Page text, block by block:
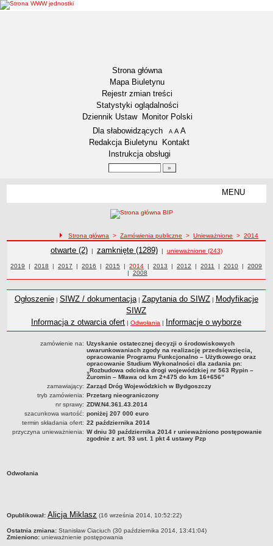
Strona główna
Mapa Biuletynu
Rejestr zmian treści
Statystyki oglądalności
Dziennik Ustaw
Monitor Polski
Menu dodatkowe
Dla słabowidzących A pomniejsz czcionkę
A standardowy rozmiar czcionki
A
Redakcja Biuletynu
Kontakt
Instrukcja obsługi
MENU
RAPORT O STANIE DOSTĘPNOŚCI
ZDW BYDGOSZCZ
Lokalizacja
Przedmiot działalności
Statut
Nadzór nad ZDW
Struktura organizacyjna
Schemat organizacyjny
Inspektor Ochrony Danych
Zgłoszenia zewnętrzne
PRACA W ZDW
Ogłoszenia o pracę
Wyniki naborów
SKARGI I WNIOSKI
POZWOLENIA I DECYZJE
Uzgodnienie lokalizacji urządzeń infrastruktury technicznej
Zezwolenie na umieszczenie obiektu handlowego lub usługowego /
innych obiektów, reklam
ścieżka nawigacji
Strona główna >Zamówienia publiczne >Unieważnione >2014
Zamówienia publiczne
otwarte (2)| Zamówienia publiczne
zamknięte (1289)| Zamówienia publiczne
unieważnione (243)
Zamówienia publiczne z roku
2019 |Zamówienia publiczne z roku
2018 |Zamówienia publiczne z roku
2017 |Zamówienia publiczne z roku
2016 |Zamówienia publiczne z roku
2015 |Zamówienia publiczne z roku
2014 |Zamówienia publiczne z roku
2013 |Zamówienia publiczne z roku
2012 | Zamówienia publiczne z
2011 |
Zamówienia
2010 |
roku
2009
| Zamówienia publiczne z roku
2008
Ogłoszenie| SIWZ / dokumentacja| Zapytania do SIWZ | Modyfikacje
SIWZ
Informacja z otwarcia ofert |Odwołania | Informacje o wyborze
zamówienie na: Uzyskanie ostatecznej decyzji o środowiskowych
uwarunkowaniach zgody na realizację przedsięwzięcia,
opracowanie Programu Funkcjonalno – Użytkowego oraz
opracowanie Studium Wykonalności dla zadania pn:
„Rozbudowa odcinka drogi wojewódzkiej nr 563 Rypin –
Żuromin – Mława od km 2+475 do km 16+656”
zamawiający: Zarząd Dróg Wojewódzkich w Bydgoszczy
tryb zamówienia: Przetarg nieograniczony
nr sprawy: ZDW.N4.361.43.2014
szacunkowa wartość: poniżej 207 000 euro
termin składania ofert: 22 października 2014
przyczyna unieważnienia: W dniu 30 października 2014 r unieważniono postępowanie
zgodnie z art. 93 ust. 1 pkt 4 ustawy Pzp
Odwołania
Opublikował: Alicja Miklasz (16 września 2014, 10:52:22)
Ostatnia zmiana: Stanisław Ciaciuch (30 października 2014, 13:41:04)
Zmieniono: unieważnienie postępowania